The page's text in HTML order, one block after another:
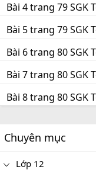
Bài 4 trang 79 SGK
Bài 5 trang 79 SGK
Bài 6 trang 80 SGK
Bài 7 trang 80 SGK
Bài 8 trang 80 SGK
Chuyên mục
Lớp 12